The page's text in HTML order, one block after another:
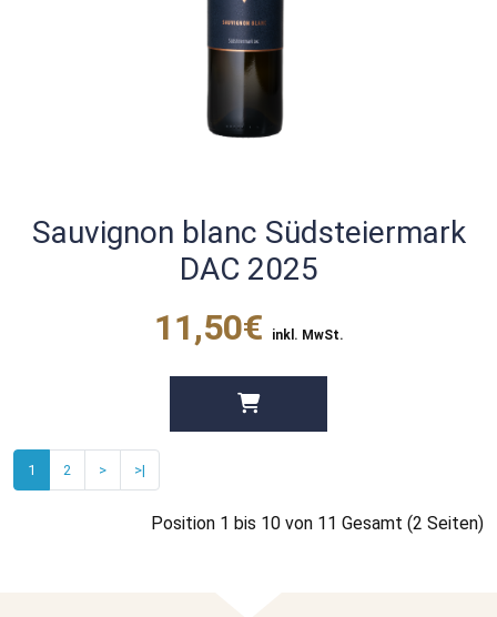
Sauvignon blanc Südsteiermark
DAC 2025
11,50€ inkl. MwSt.
1 2 > >|
Position 1 bis 10 von 11 Gesamt (2 Seiten)